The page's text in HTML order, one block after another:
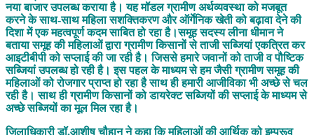
नया बाजार उपलब्ध कराया है। यह मॉडल ग्रामीण अर्थव्यवस्था को मजबूत
करने के साथ-साथ महिला सशक्तिकरण और ऑर्गेनिक खेती को बढ़ावा देने की
दिशा में एक महत्वपूर्ण कदम साबित हो रहा है।समूह सदस्य लीना धीमान ने
बताया समूह की महिलाओं द्वारा ग्रामीण किसानों से ताजी सब्जियां एकत्रित कर
आइटीबीपी को सप्लाई की जा रही है। जिससे हमारे जवानों को ताजी व पौष्टिक
सब्जियां उपलब्ध हो रही है। इस पहल के माध्यम से हम जैसी ग्रामीण समूह की
महिलाओं को रोजगार प्राप्त हो रहा है साथ ही हमारी आजीविका भी अच्छे से चल
रही है। साथ ही ग्रामीण किसानों को डायरेक्ट सब्जियों की सप्लाई के माध्यम से
अच्छे सब्जियों का मूल मिल रहा है।
जिलाधिकारी डॉ.आशीष चौहान ने कहा कि महिलाओं की आर्थिक को इम्प्रूव